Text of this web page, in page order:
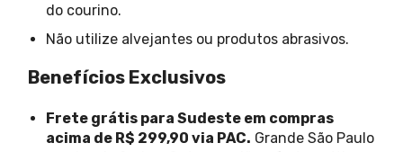
do courino.
Não utilize alvejantes ou produtos abrasivos.
Benefícios Exclusivos
Frete grátis para Sudeste em compras
acima de R$ 299,90 via PAC. Grande São Paulo